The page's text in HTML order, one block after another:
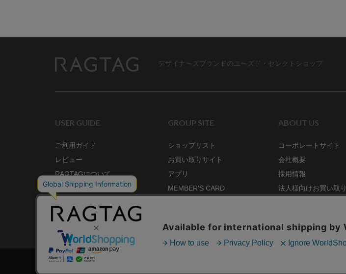
デザイナーズブランドのユーズド・セレクトショップ
USER GUIDE
ご利用ガイド
レビュー
RAGTAGについて
ご利用規約
プライバシーポリシー
GROUP SITE
ショップリスト
お買い取りサイト
アプリ
MEMBER'S CARD
ABOUT US
コーポレートサイト
会社概要
採用情報
法人様向けお買い取り